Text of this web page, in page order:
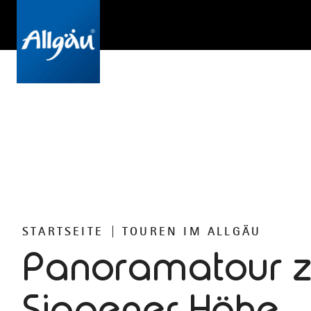
STARTSEITE TOUREN IM ALLGÄU
Panoramatour